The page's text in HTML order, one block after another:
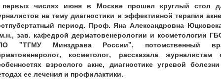
числях июня в Москве прошел круглый стол
на тему диагностики и эффективной терапии
период. Проф. Яна Александровна
зав. кафедрой дерматовенерологии и косметологии
"ТГМУ Минздрава России", потомственный
косметолог, рассказала журналистам
взрослого акне, диагностике угревой
ее лечения и профилактики.